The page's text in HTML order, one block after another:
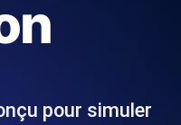
de performance depuis 25+
pannes avant vos utilisateurs.
Liste d'Outils Web Gratuits
pour simuler